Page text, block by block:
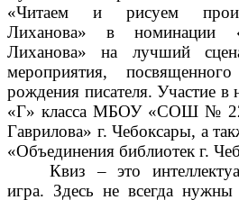
«Читаем и рисуем
Лиханова» в
Лиханова» на лучший
мероприятия,
рождения писателя. Участие
«Г» класса МБОУ «СОШ №
Гаврилова» г. Чебоксары, а
«Объединения библиотек г.
Квиз – это
игра. Здесь не всегда